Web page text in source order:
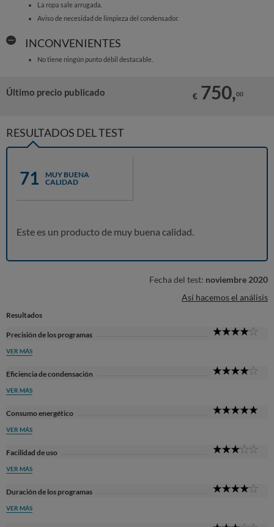
La ropa sale arrugada.
Aviso de necesidad de limpieza del condensador.
INCONVENIENTES
No tiene ningún punto débil destacable.
Último precio publicado € 750,00
RESULTADOS DEL TEST
71
MUY BUENA
CALIDAD
Este es un producto de muy buena calidad.
Fecha del test: noviembre 2020
Así hacemos el análisis
Resultados
Precisión de los programas
VER MÁS
Eficiencia de condensación
VER MÁS
Consumo energético
VER MÁS
Facilidad de uso
VER MÁS
Duración de los programas
VER MÁS